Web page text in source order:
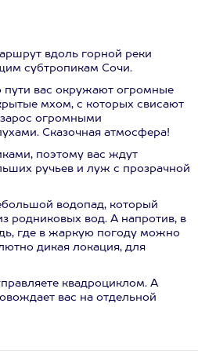
вдоль горной реки
субтропикам Сочи.
пути вас окружают огромные
мхом, с которых свисают
огромными
Сказочная атмосфера!
поэтому вас ждут
ручьев и луж с прозрачной
водопад, который
родниковых вод. А напротив, в
где в жаркую погоду можно
дикая локация, для
квадроциклом. А
вас на отдельной